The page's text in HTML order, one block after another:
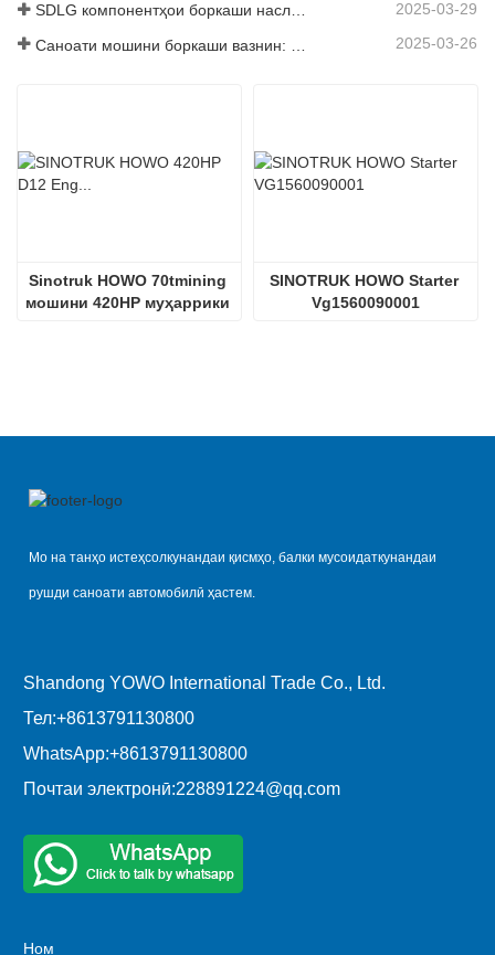
SDLG компонентҳои боркаши наслро барои баланд бардоштани самаранокии глобалии Логистика 2025-03-29
2025-03-26
Sinotruk HOWO 70tmining
мошини 420HP муҳаррики
SINOTRUK HOWO Starter
Vg1560090001
Мо на танҳо истеҳсолкунандаи қисмҳо, балки мусоидаткунандаи
рушди саноати автомобилӣ ҳастем.
Shandong YOWO International Trade Co., Ltd.
Тел:+8613791130800
WhatsApp:+8613791130800
Почтаи электронӣ:228891224@qq.com